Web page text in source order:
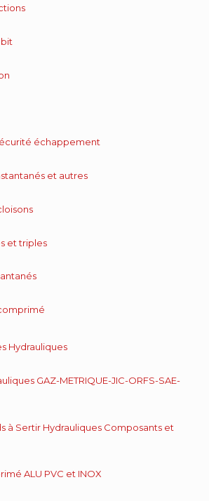
échappement
et autres
et triples
Hydrauliques
GAZ-METRIQUE-JIC-ORFS-SAE-
à Sertir Hydrauliques Composants et
ALU PVC et INOX